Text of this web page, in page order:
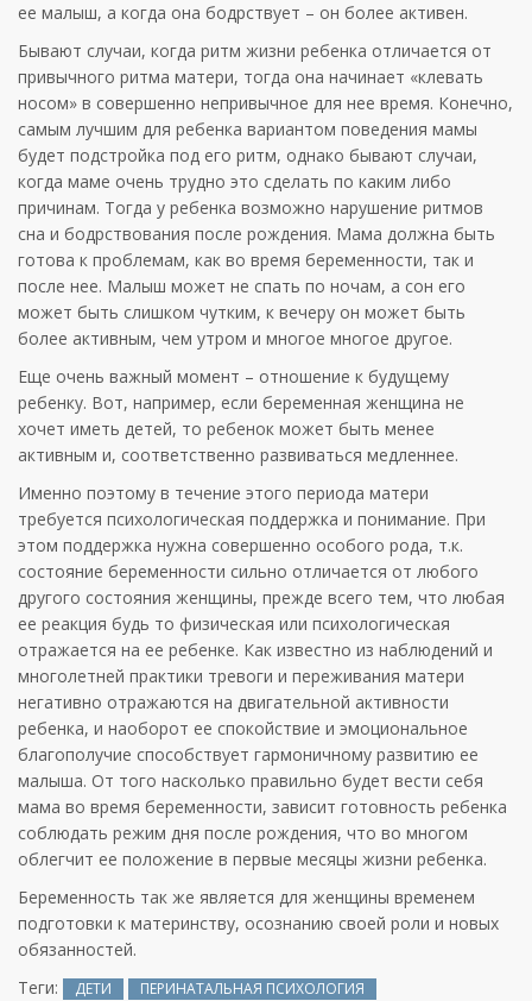
ее малыш, а когда она бодрствует – он более активен.
Бывают случаи, когда ритм жизни ребенка отличается от
привычного ритма матери, тогда она начинает «клевать
носом» в совершенно непривычное для нее время. Конечно,
самым лучшим для ребенка вариантом поведения мамы
будет подстройка под его ритм, однако бывают случаи,
когда маме очень трудно это сделать по каким либо
причинам. Тогда у ребенка возможно нарушение ритмов
сна и бодрствования после рождения. Мама должна быть
готова к проблемам, как во время беременности, так и
после нее. Малыш может не спать по ночам, а сон его
может быть слишком чутким, к вечеру он может быть
более активным, чем утром и многое многое другое.
Еще очень важный момент – отношение к будущему
ребенку. Вот, например, если беременная женщина не
хочет иметь детей, то ребенок может быть менее
активным и, соответственно развиваться медленнее.
Именно поэтому в течение этого периода матери
требуется психологическая поддержка и понимание. При
этом поддержка нужна совершенно особого рода, т.к.
состояние беременности сильно отличается от любого
другого состояния женщины, прежде всего тем, что любая
ее реакция будь то физическая или психологическая
отражается на ее ребенке. Как известно из наблюдений и
многолетней практики тревоги и переживания матери
негативно отражаются на двигательной активности
ребенка, и наоборот ее спокойствие и эмоциональное
благополучие способствует гармоничному развитию ее
малыша. От того насколько правильно будет вести себя
мама во время беременности, зависит готовность ребенка
соблюдать режим дня после рождения, что во многом
облегчит ее положение в первые месяцы жизни ребенка.
Беременность так же является для женщины временем
подготовки к материнству, осознанию своей роли и новых
обязанностей.
Теги:
ДЕТИ ПЕРИНАТАЛЬНАЯ ПСИХОЛОГИЯ